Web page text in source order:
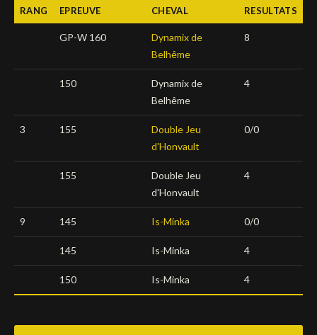
Deutsch
RANG EPREUVE CHEVAL RESULTATS
GP-W 160
Dynamix de
Belhême
8
150
Dynamix de
Belhême
4
3 155
Double Jeu
d'Honvault
0/0
155
Double Jeu
d'Honvault
4
9 145 Is-Minka 0/0
145 Is-Minka 4
150 Is-Minka 4